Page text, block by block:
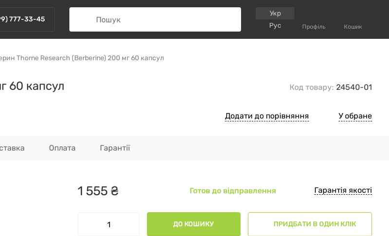
777-33-45
Укр
Рус
Профіль Кошик
Thorne Research (Berberine) 200 мг 60 капсул
60 капсул Код товару: 24540-01
Додати до порівняння У обране
Оплата Гарантії
1 555 ₴ Готов до відправлення Гарантія якості
ДО КОШИКУ ПРИДБАТИ В ОДИН КЛІК